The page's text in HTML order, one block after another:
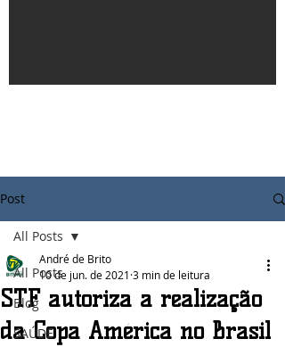
Post
All Posts
Blog
SAÚDE
All Posts
STF autoriza a realização
da Copa América no Brasil
André de Brito
10 de jun. de 2021 3 min de leitura